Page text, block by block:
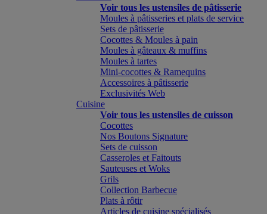
Voir tous les ustensiles de pâtisserie
Moules à pâtisseries et plats de service
Sets de pâtisserie
Cocottes & Moules à pain
Moules à gâteaux & muffins
Moules à tartes
Mini-cocottes & Ramequins
Accessoires à pâtisserie
Exclusivités Web
Cuisine
Voir tous les ustensiles de cuisson
Cocottes
Nos Boutons Signature
Sets de cuisson
Casseroles et Faitouts
Sauteuses et Woks
Grils
Collection Barbecue
Plats à rôtir
Articles de cuisine spécialisés